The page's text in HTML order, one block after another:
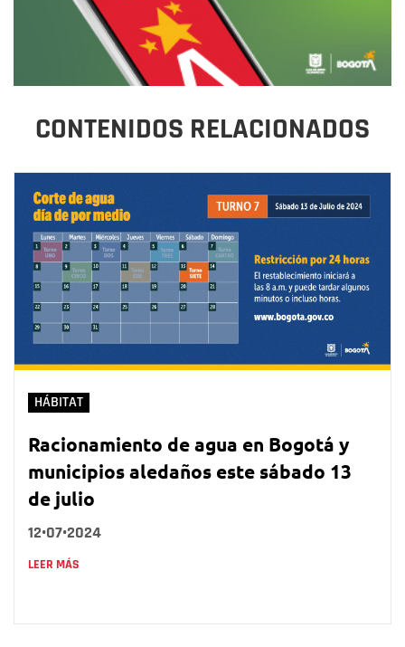
CONTENIDOS RELACIONADOS
HÁBITAT
Racionamiento de agua en Bogotá y
municipios aledaños este sábado 13
de julio
12•07•2024
LEER MÁS